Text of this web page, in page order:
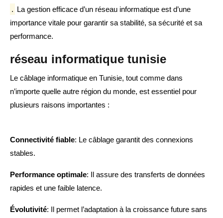
. La gestion efficace d’un réseau informatique est d’une
importance vitale pour garantir sa stabilité, sa sécurité et sa
performance.
réseau informatique tunisie
Le câblage informatique en Tunisie, tout comme dans
n’importe quelle autre région du monde, est essentiel pour
plusieurs raisons importantes :
Connectivité fiable: Le câblage garantit des connexions
stables.
Performance optimale: Il assure des transferts de données
rapides et une faible latence.
Évolutivité: Il permet l’adaptation à la croissance future sans